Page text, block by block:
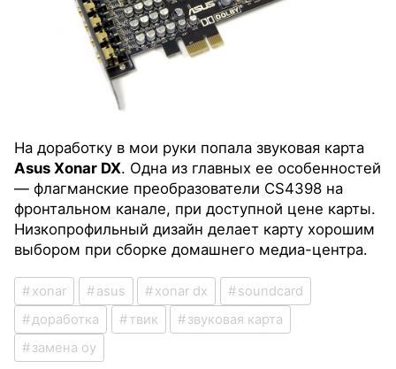
На доработку в мои руки попала звуковая карта
Asus Xonar DX. Одна из главных ее особенностей
— флагманские преобразователи CS4398 на
фронтальном канале, при доступной цене карты.
Низкопрофильный дизайн делает карту хорошим
выбором при сборке домашнего медиа-центра.
xonar asus xonar dx
soundcard
доработка
твик
звуковая карта
замена оу